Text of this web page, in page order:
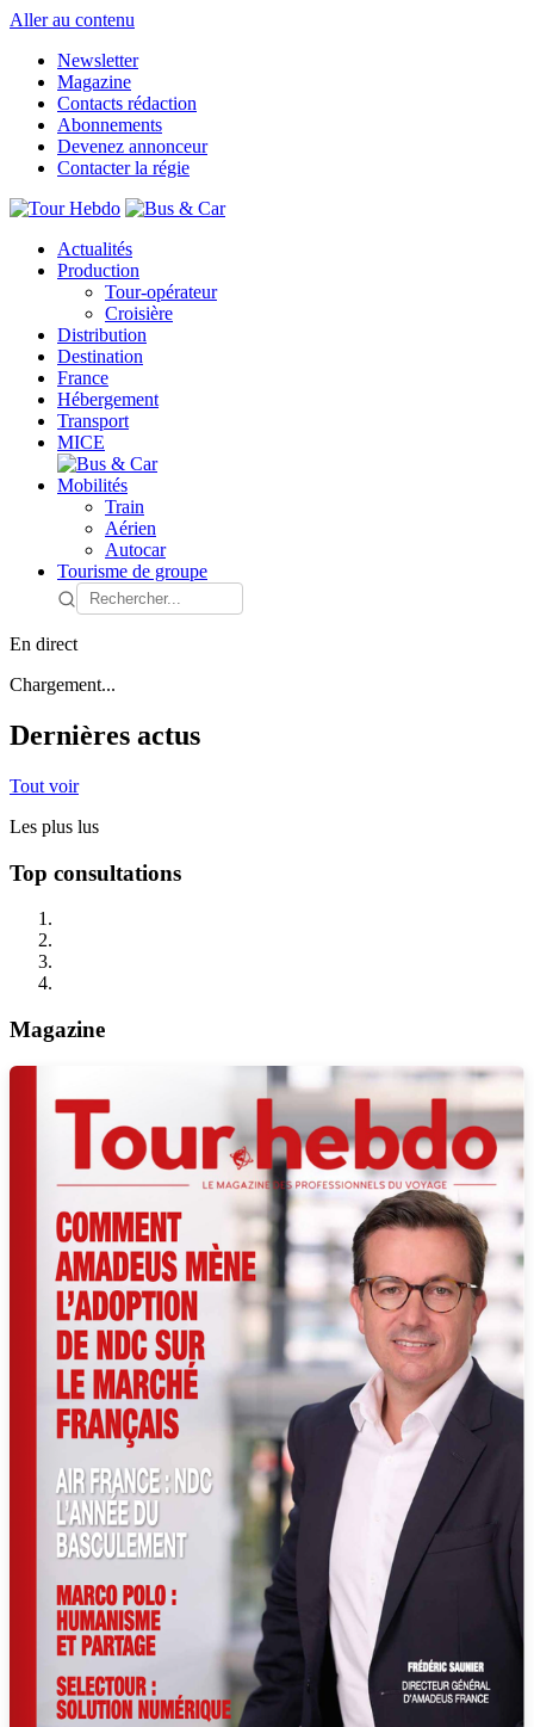
Aller au contenu
Newsletter
Magazine
Contacts rédaction
Abonnements
Devenez annonceur
Contacter la régie
Actualités
Production
Tour-opérateur
Croisière
Distribution
Destination
France
Hébergement
Transport
MICE
Mobilités
Train
Aérien
Autocar
Tourisme de groupe
En direct
Chargement...
Dernières actus
Tout voir
Les plus lus
Top consultations
Magazine